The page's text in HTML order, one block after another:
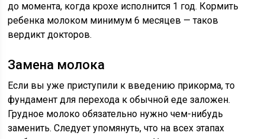
до момента, когда крохе исполнится 1 год. Кормить
ребенка молоком минимум 6 месяцев — таков
вердикт докторов.
Замена молока
Если вы уже приступили к введению прикорма, то
фундамент для перехода к обычной еде заложен.
Грудное молоко обязательно нужно чем-нибудь
заменить. Следует упомянуть, что на всех этапах